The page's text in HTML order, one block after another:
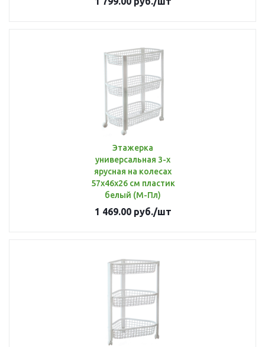
Этажерка
универсальная 3-х
ярусная на колесах
57х46х26 см пластик
белый (М-Пл)
1 469.00руб./шт